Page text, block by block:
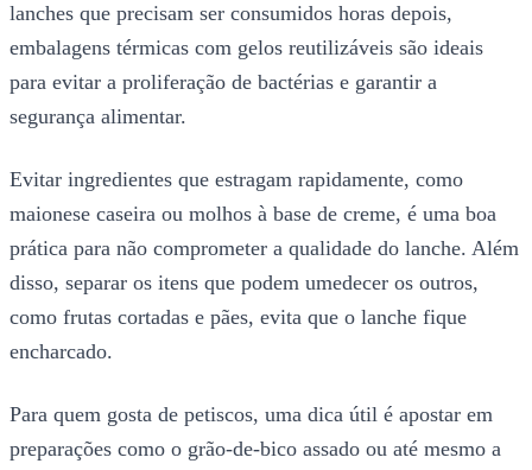
lanches que precisam ser consumidos horas depois,
embalagens térmicas com gelos reutilizáveis são ideais
para evitar a proliferação de bactérias e garantir a
segurança alimentar.
Evitar ingredientes que estragam rapidamente, como
maionese caseira ou molhos à base de creme, é uma boa
prática para não comprometer a qualidade do lanche. Além
disso, separar os itens que podem umedecer os outros,
como frutas cortadas e pães, evita que o lanche fique
encharcado.
Para quem gosta de petiscos, uma dica útil é apostar em
preparações como o grão-de-bico assado ou até mesmo a